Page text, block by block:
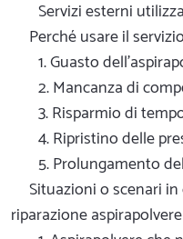
Servizi esterni
Perché usare il
1. Guasto
2. Mancanza di
3. Risparmio di
4. Ripristino delle
5. Prolungamento
Situazioni o scenari
riparazione aspirapolvere